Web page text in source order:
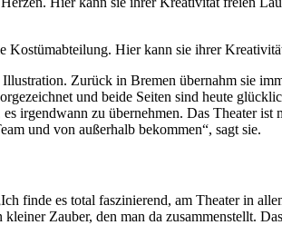
Hier kann sie ihrer
Zurück in Bremen übernahm sie
und beide Seiten sind heute
irgendwann zu übernehmen. Das Theater
und von außerhalb bekommen“, sagt sie.
finde es total faszinierend, am Theater in
Zauber, den man da zusammenstellt.